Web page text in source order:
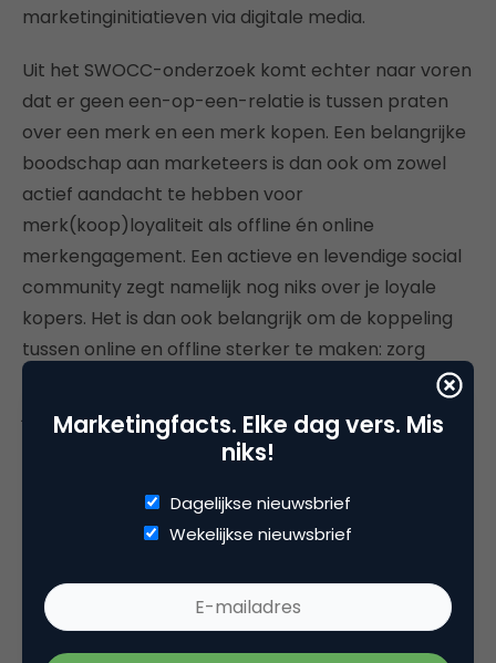
marketinginitiatieven via digitale media.
Uit het SWOCC-onderzoek komt echter naar voren
dat er geen een-op-een-relatie is tussen praten
over een merk en een merk kopen. Een belangrijke
boodschap aan marketeers is dan ook om zowel
actief aandacht te hebben voor
merk(koop)loyaliteit als offline én online
merkengagement. Een actieve en levendige social
community zegt namelijk nog niks over je loyale
kopers. Het is dan ook belangrijk om de koppeling
tussen online en offline sterker te maken: zorg
ervoor dat je online fans worden gestimuleerd om
je merk in de winkel aan te kopen en probeer je
trouwe kopers in de winkel te verbinden met je
*Het volledige onderzoek van
Jiska Eelen is getiteld '
De loyale
consument’ en is de 65e
Marketingfacts. Elke dag vers. Mis
niks!
Dagelijkse nieuwsbrief
Wekelijkse nieuwsbrief